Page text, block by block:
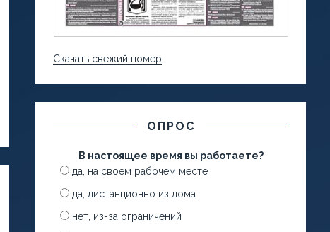
Скачать свежий номер
ОПРОС
В настоящее время вы работаете?
да, на своем рабочем месте
да, дистанционно из дома
нет, из-за ограничений